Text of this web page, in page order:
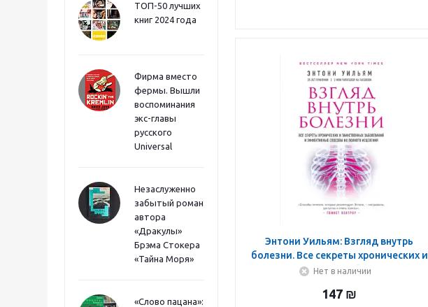
ТОП-50 лучших
книг 2024 года
Фирма вместо
фермы. Вышли
воспоминания
экс-главы
русского
Universal
Незаслуженно
забытый роман
автора
«Дракулы»
Брэма Стокера
«Тайна Моря»
«Слово пацана»:
Энтони Уильям: Взгляд внутрь
болезни. Все секреты хронических и
таинственных заболеваний
Нет в наличии
147 ₪